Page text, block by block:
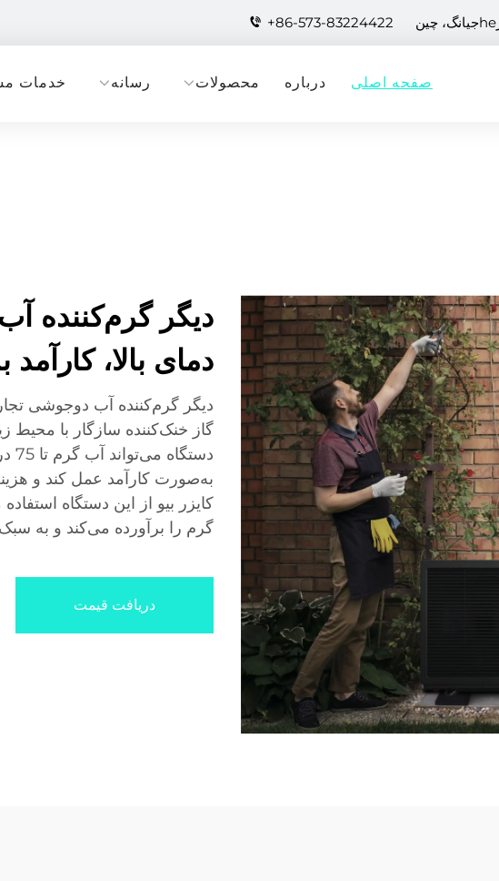
+86-573-83224422
صفحه اصلی درباره محصولات رسانه خدمات
دیگر گرم‌کننده
دمای بالا،
دیگر گرم‌کننده آب دوجوشی
به‌صورت کارآمد عمل کند و
کایزر بیو از این دستگاه
گرم را برآورده می‌کند و به
دریافت قیمت